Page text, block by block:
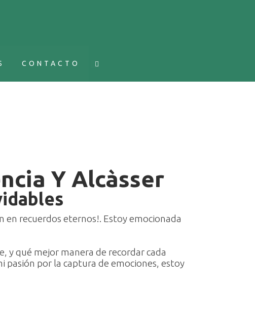
CONTACTO
Y Alcàsser
en recuerdos eternos!. Estoy emocionada
y qué mejor manera de recordar cada
pasión por la captura de emociones, estoy